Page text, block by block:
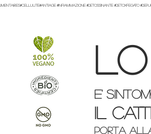
#infiammazione #detossinante #DetoxFegato
lo
e'
il
porta alla